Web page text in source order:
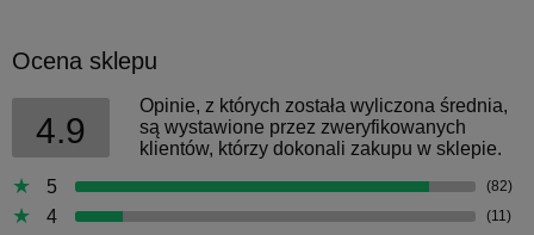
Ocena sklepu
4.9
Opinie, z których została wyliczona średnia,
są wystawione przez zweryfikowanych
klientów, którzy dokonali zakupu w sklepie.
5
(82)
4 (11)